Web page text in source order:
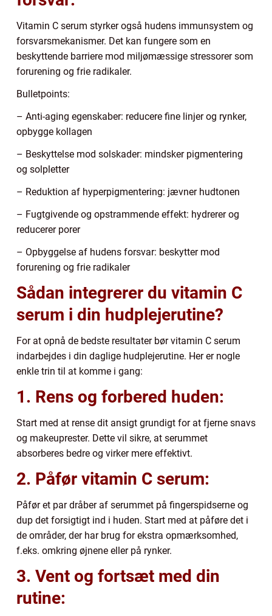
Vitamin C serum styrker også hudens immunsystem og
forsvarsmekanismer. Det kan fungere som en
beskyttende barriere mod miljømæssige stressorer som
forurening og frie radikaler.
Bulletpoints:
– Anti-aging egenskaber: reducere fine linjer og rynker,
opbygge kollagen
– Beskyttelse mod solskader: mindsker pigmentering
og solpletter
– Reduktion af hyperpigmentering: jævner hudtonen
– Fugtgivende og opstrammende effekt: hydrerer og
reducerer porer
– Opbyggelse af hudens forsvar: beskytter mod
forurening og frie radikaler
Sådan integrerer du vitamin C
serum i din hudplejerutine?
For at opnå de bedste resultater bør vitamin C serum
indarbejdes i din daglige hudplejerutine. Her er nogle
enkle trin til at komme i gang:
1. Rens og forbered huden:
Start med at rense dit ansigt grundigt for at fjerne snavs
og makeuprester. Dette vil sikre, at serummet
absorberes bedre og virker mere effektivt.
2. Påfør vitamin C serum:
Påfør et par dråber af serummet på fingerspidserne og
dup det forsigtigt ind i huden. Start med at påføre det i
de områder, der har brug for ekstra opmærksomhed,
f.eks. omkring øjnene eller på rynker.
3. Vent og fortsæt med din
rutine: